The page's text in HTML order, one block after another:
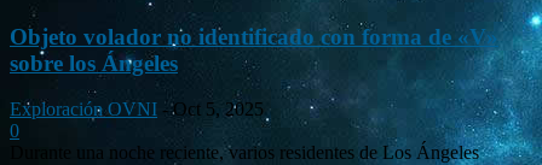
Objeto volador no identificado con forma de «V»
sobre los Ángeles
Exploración OVNI - Oct 5, 2025
0
Durante una noche reciente, varios residentes de Los Ángeles